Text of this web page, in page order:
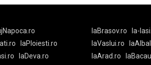
laPloiesti.ro
laDeva.ro
laBrasov.ro la-
laVaslui.ro
laArad.ro